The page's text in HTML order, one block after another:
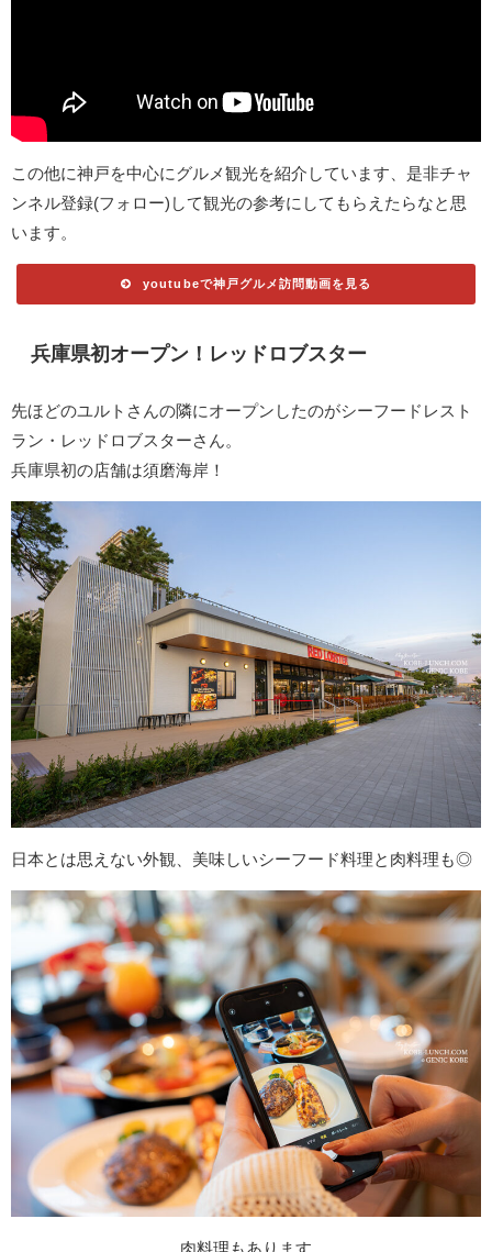
この他に神戸を中心にグルメ観光を紹介しています、是非チャ
ンネル登録(フォロー)して観光の参考にしてもらえたらなと思
います。
youtubeで神戸グルメ訪問動画を見る
兵庫県初オープン！レッドロブスター
先ほどのユルトさんの隣にオープンしたのがシーフードレスト
ラン・レッドロブスターさん。
兵庫県初の店舗は須磨海岸！
日本とは思えない外観、美味しいシーフード料理と肉料理も◎
肉料理もあります